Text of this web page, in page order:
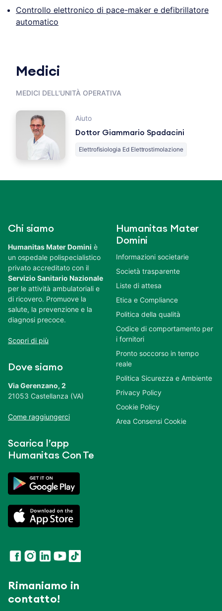
Controllo elettronico di pace-maker e defibrillatore
automatico
Medici
MEDICI DELL'UNITÀ OPERATIVA
Aiuto
Dottor Giammario Spadacini
Elettrofisiologia Ed Elettrostimolazione
Chi siamo
Humanitas Mater Domini è
un ospedale polispecialistico
privato accreditato con il
Servizio Sanitario Nazionale
per le attività ambulatoriali e
di ricovero. Promuove la
salute, la prevenzione e la
diagnosi precoce.
Scopri di più
Dove siamo
Via Gerenzano, 2
21053 Castellanza (VA)
Come raggiungerci
Scarica l’app
Humanitas Con Te
Rimaniamo in
contatto!
Humanitas Mater
Domini
Informazioni societarie
Società trasparente
Liste di attesa
Etica e Compliance
Politica della qualità
Codice di comportamento per
i fornitori
Pronto soccorso in tempo
reale
Politica Sicurezza e Ambiente
Privacy Policy
Cookie Policy
Area Consensi Cookie